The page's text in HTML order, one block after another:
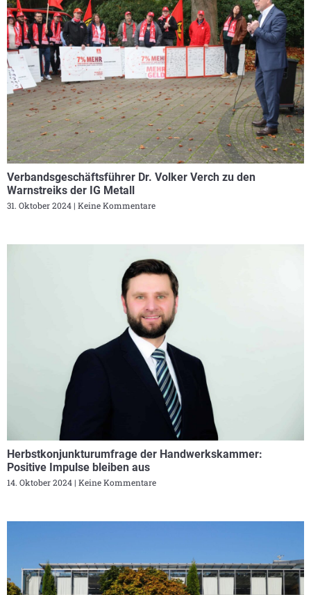
Verbandsgeschäftsführer Dr. Volker Verch zu den
Warnstreiks der IG Metall
31. Oktober 2024 Keine Kommentare
Herbstkonjunkturumfrage der Handwerkskammer:
Positive Impulse bleiben aus
14. Oktober 2024 Keine Kommentare